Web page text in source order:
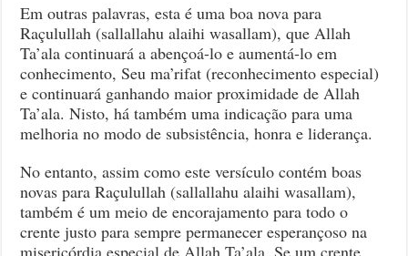
Em outras palavras, esta é uma boa nova para
Raçulullah (sallallahu alaihi wasallam), que Allah
Ta’ala continuará a abençoá-lo e aumentá-lo em
conhecimento, Seu ma’rifat (reconhecimento especial)
e continuará ganhando maior proximidade de Allah
Ta’ala. Nisto, há também uma indicação para uma
melhoria no modo de subsistência, honra e liderança.
No entanto, assim como este versículo contém boas
novas para Raçulullah (sallallahu alaihi wasallam),
também é um meio de encorajamento para todo o
crente justo para sempre permanecer esperançoso na
misericórdia especial de Allah Ta’ala. Se um crente